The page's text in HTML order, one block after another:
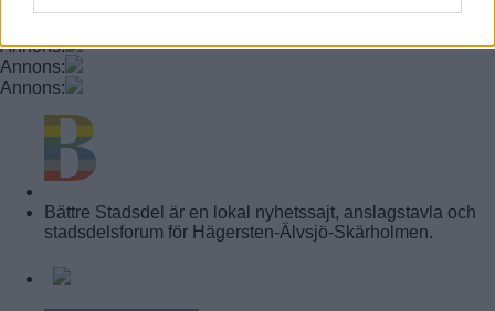
Annons:
Annons:
Annons:
Bättre Stadsdel är en lokal nyhetssajt, anslagstavla och
stadsdelsforum för Hägersten-Älvsjö-Skärholmen.